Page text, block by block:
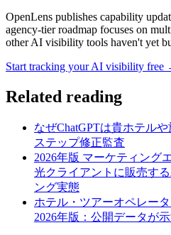
OpenLens publishes capability
agency-tier roadmap focuses on
other AI visibility tools haven't yet
Start tracking your AI visibility free
Related reading
なぜChatGPTは貴ホテル
ステップ修正監査
2026年版 マーケティング
光クライアントに販売す
ング実態
ホテル・ツアーオペレー
2026年版：公開データが